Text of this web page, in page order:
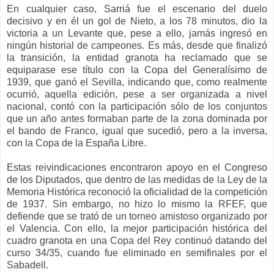
En cualquier caso, Sarriá fue el escenario del duelo
decisivo y en él un gol de Nieto, a los 78 minutos, dio la
victoria a un Levante que, pese a ello, jamás ingresó en
ningún historial de campeones. Es más, desde que finalizó
la transición, la entidad granota ha reclamado que se
equiparase ese título con la Copa del Generalísimo de
1939, que ganó el Sevilla, indicando que, como realmente
ocurrió, aquella edición, pese a ser organizada a nivel
nacional, contó con la participación sólo de los conjuntos
que un año antes formaban parte de la zona dominada por
el bando de Franco, igual que sucedió, pero a la inversa,
con la Copa de la España Libre.
Estas reivindicaciones encontraron apoyo en el Congreso
de los Diputados, que dentro de las medidas de la Ley de la
Memoria Histórica reconoció la oficialidad de la competición
de 1937. Sin embargo, no hizo lo mismo la RFEF, que
defiende que se trató de un torneo amistoso organizado por
el Valencia. Con ello, la mejor participación histórica del
cuadro granota en una Copa del Rey continuó datando del
curso 34/35, cuando fue eliminado en semifinales por el
Sabadell.